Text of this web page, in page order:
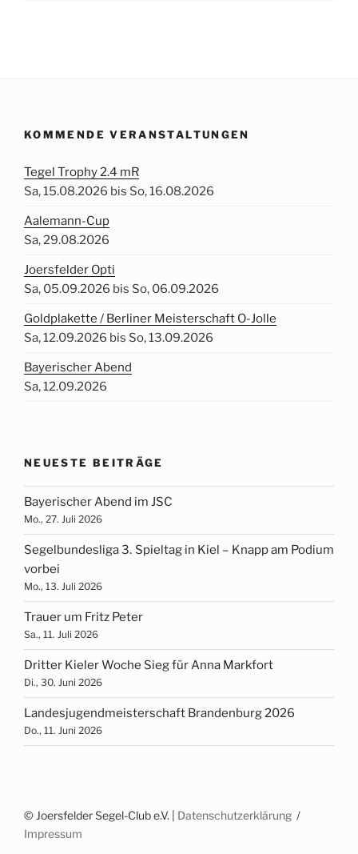
KOMMENDE VERANSTALTUNGEN
Tegel Trophy 2.4 mR
Sa, 15.08.2026 bis So, 16.08.2026
Aalemann-Cup
Sa, 29.08.2026
Joersfelder Opti
Sa, 05.09.2026 bis So, 06.09.2026
Goldplakette / Berliner Meisterschaft O-Jolle
Sa, 12.09.2026 bis So, 13.09.2026
Bayerischer Abend
Sa, 12.09.2026
NEUESTE BEITRÄGE
Bayerischer Abend im JSC
Mo., 27. Juli 2026
Segelbundesliga 3. Spieltag in Kiel – Knapp am Podium
vorbei
Mo., 13. Juli 2026
Trauer um Fritz Peter
Sa., 11. Juli 2026
Dritter Kieler Woche Sieg für Anna Markfort
Di., 30. Juni 2026
Landesjugendmeisterschaft Brandenburg 2026
Do., 11. Juni 2026
© Joersfelder Segel-Club e.V. | Datenschutzerklärung
Impressum